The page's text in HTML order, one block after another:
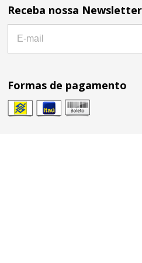
Receba nossa
Formas de pagamento